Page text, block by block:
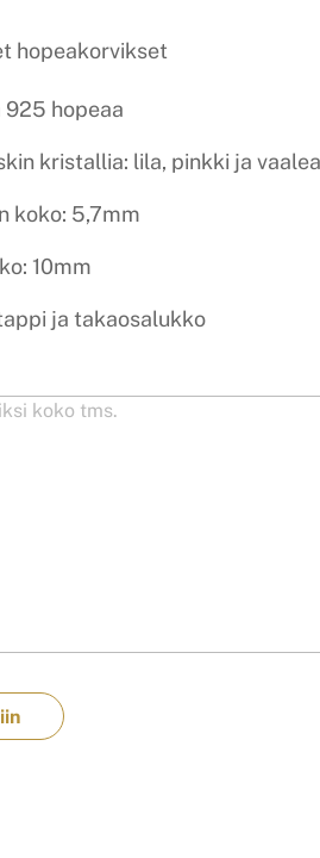
hopeakorvikset
hopeaa
kristallia: lila, pinkki ja
koko: 5,7mm
10mm
ja takaosalukko